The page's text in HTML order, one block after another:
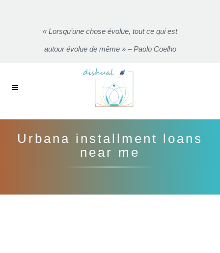
« Lorsqu’une chose évolue, tout ce qui est
autour évolue de même » – Paolo Coelho
Urbana installment loans
near me